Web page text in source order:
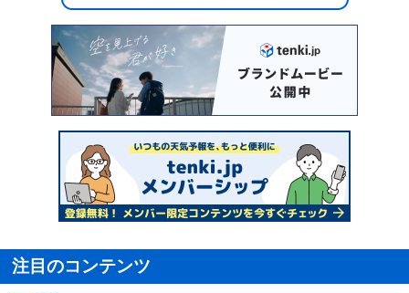
注目のコンテンツ